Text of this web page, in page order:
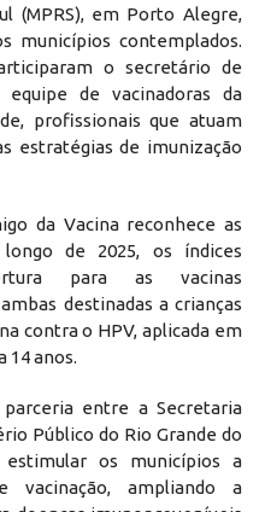
(MPRS), em Porto Alegre,
municípios contemplados.
o secretário de
de vacinadoras da
profissionais que atuam
estratégias de imunização
da Vacina reconhece as
de 2025, os índices
para as vacinas
destinadas a crianças
contra o HPV, aplicada em
14 anos.
entre a Secretaria
Público do Rio Grande do
os municípios a
vacinação, ampliando a